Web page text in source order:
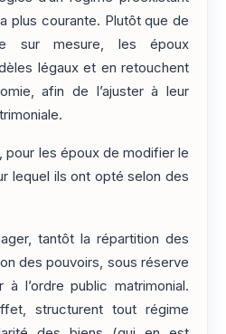
plus courante. Plutôt que de
sur mesure, les époux
légaux et en retouchent
afin de l’ajuster à leur
pour les époux de modifier le
lequel ils ont opté selon des
tantôt la répartition des
des pouvoirs, sous réserve
l’ordre public matrimonial.
structurent tout régime